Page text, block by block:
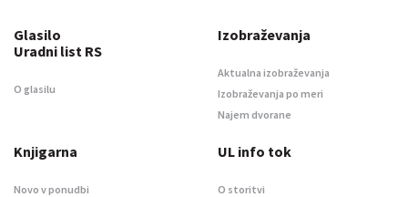
Glasilo
Uradni list RS
O glasilu
Izobraževanja
Aktualna izobraževanja
Izobraževanja po meri
Najem dvorane
Knjigarna
Novo v ponudbi
UL info tok
O storitvi